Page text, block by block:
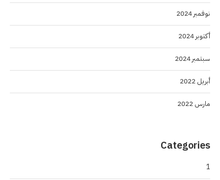
نوفمبر 2024
أكتوبر 2024
سبتمبر 2024
أبريل 2022
مارس 2022
Categories
1